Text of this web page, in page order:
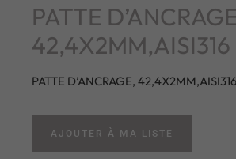
PATTE
42,4X2MM,AISI316
PATTE D’ANCRAGE, 42,4X2MM,AISI316
AJOUTER À MA LISTE